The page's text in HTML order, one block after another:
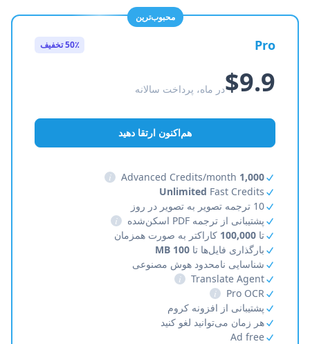
محبوب‌ترین
Pro 50٪ تخفیف
$9.9در ماه، پرداخت سالانه
هم‌اکنون ارتقا دهید
1,000
i
Unlimited Fast Credits
10 ترجمه تصویر به تصویر در روز
پشتیبانی از ترجمه PDF اسکن‌شده
i
تا 100,000 کاراکتر به صورت همزمان
بارگذاری فایل‌ها تا 100 MB
شناسایی نامحدود هوش مصنوعی
Translate Agent
i
Pro OCR
i
پشتیبانی از افزونه کروم
هر زمان می‌توانید لغو کنید
Ad free